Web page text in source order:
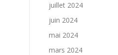
juillet 2024
juin 2024
mai 2024
mars 2024